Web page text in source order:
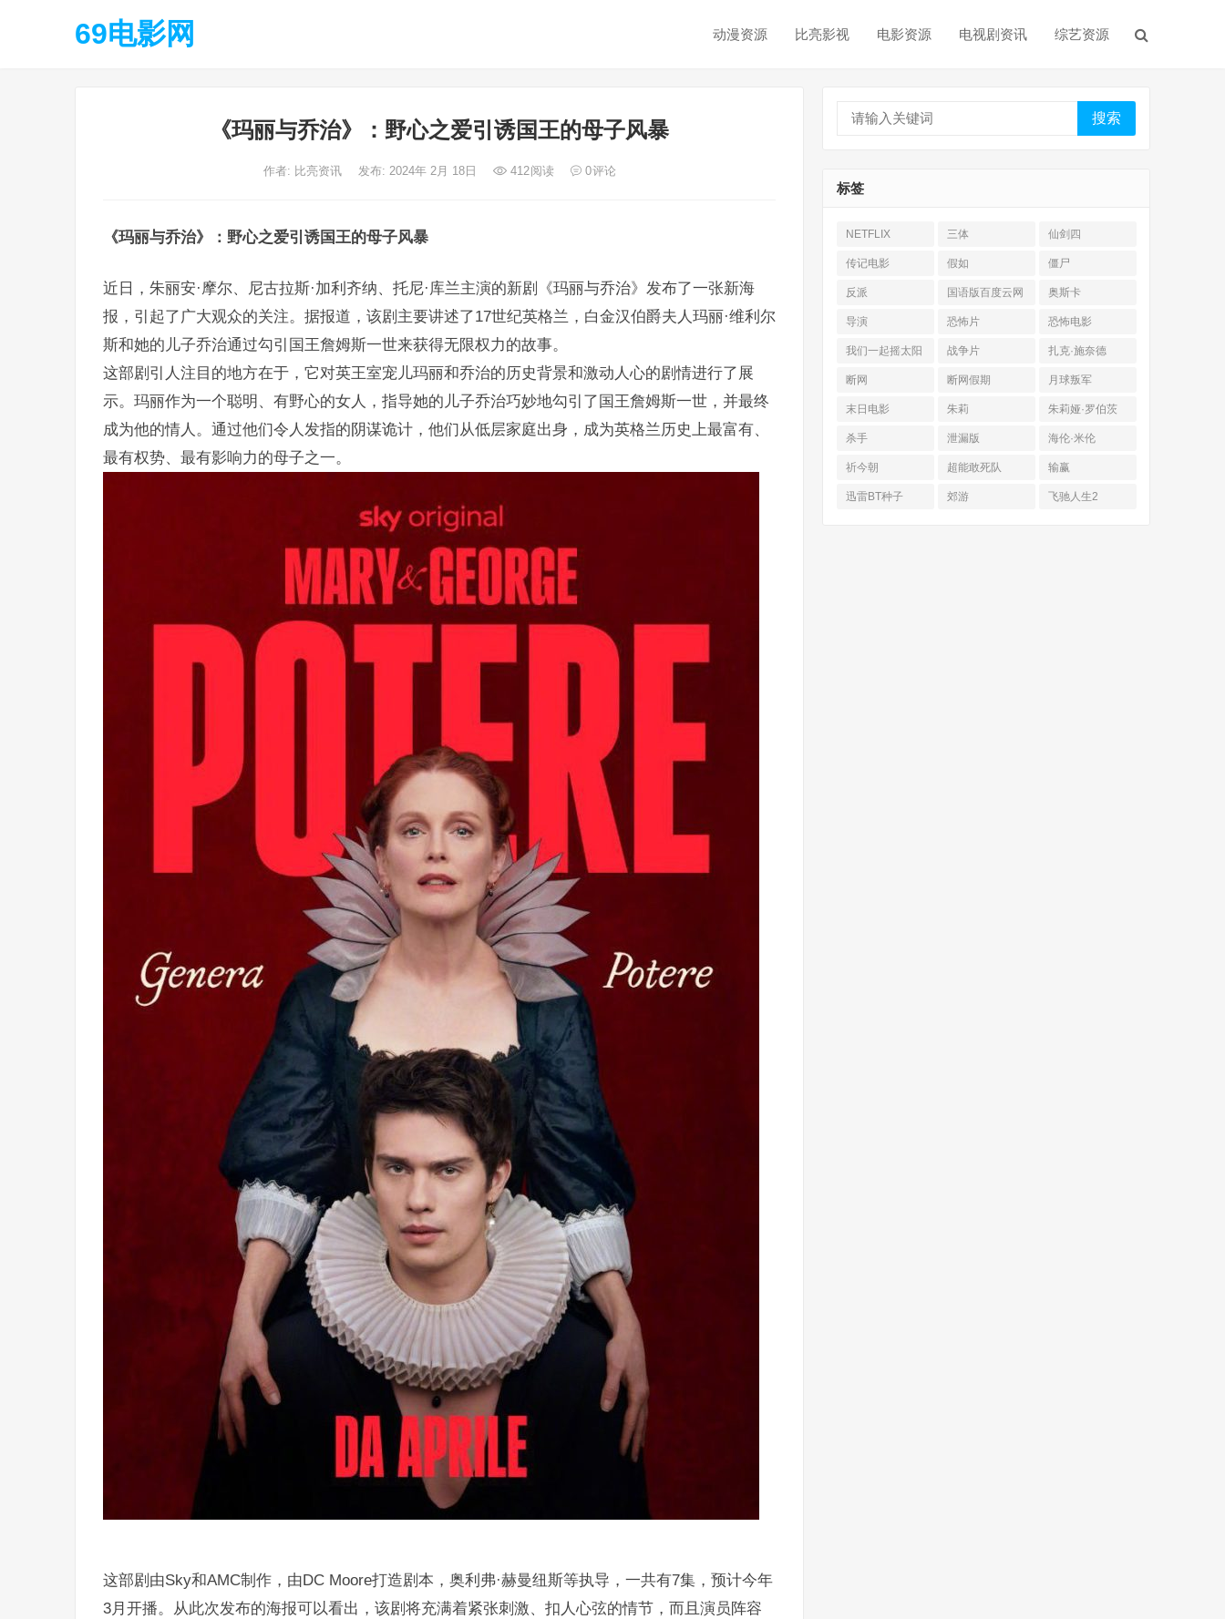
69电影网 动漫资源 比亮影视 电影资源 电视剧资讯 综艺资源
《玛丽与乔治》：野心之爱引诱国王的母子风暴
作者: 比亮资讯 发布: 2024年 2月 18日 412阅读 0评论
《玛丽与乔治》：野心之爱引诱国王的母子风暴
近日，朱丽安·摩尔、尼古拉斯·加利齐纳、托尼·库兰主演的新剧《玛丽与乔治》发布了一张新海
报，引起了广大观众的关注。据报道，该剧主要讲述了17世纪英格兰，白金汉伯爵夫人玛丽·维利尔
斯和她的儿子乔治通过勾引国王詹姆斯一世来获得无限权力的故事。
这部剧引人注目的地方在于，它对英王室宠儿玛丽和乔治的历史背景和激动人心的剧情进行了展
示。玛丽作为一个聪明、有野心的女人，指导她的儿子乔治巧妙地勾引了国王詹姆斯一世，并最终
成为他的情人。通过他们令人发指的阴谋诡计，他们从低层家庭出身，成为英格兰历史上最富有、
最有权势、最有影响力的母子之一。
这部剧由Sky和AMC制作，由DC Moore打造剧本，奥利弗·赫曼纽斯等执导，一共有7集，预计今年
3月开播。从此次发布的海报可以看出，该剧将充满着紧张刺激、扣人心弦的情节，而且演员阵容
搜索
标签
NETFLIX 三体 仙剑四
传记电影 假如 僵尸
反派
国语版百度云网
盘
奥斯卡
导演 恐怖片 恐怖电影
我们一起摇太阳 战争片 扎克·施奈德
断网 断网假期 月球叛军
末日电影 朱莉 朱莉娅·罗伯茨
杀手 泄漏版 海伦·米伦
祈今朝 超能敢死队 输赢
迅雷BT种子 郊游 飞驰人生2